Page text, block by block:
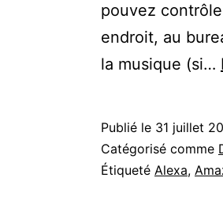
pouvez
endroit, au
la musique (si…
Publié le 31 juillet
Catégorisé comme
Étiqueté Alexa,